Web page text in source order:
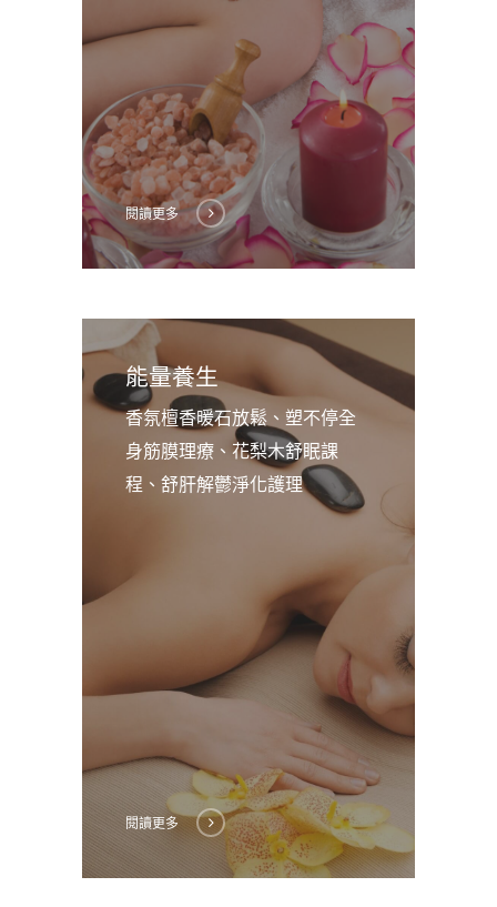
閱讀更多
能量養生
香氛檀香暖石放鬆、塑不停全
身筋膜理療、花梨木舒眠課
程、舒肝解鬱淨化護理
閱讀更多